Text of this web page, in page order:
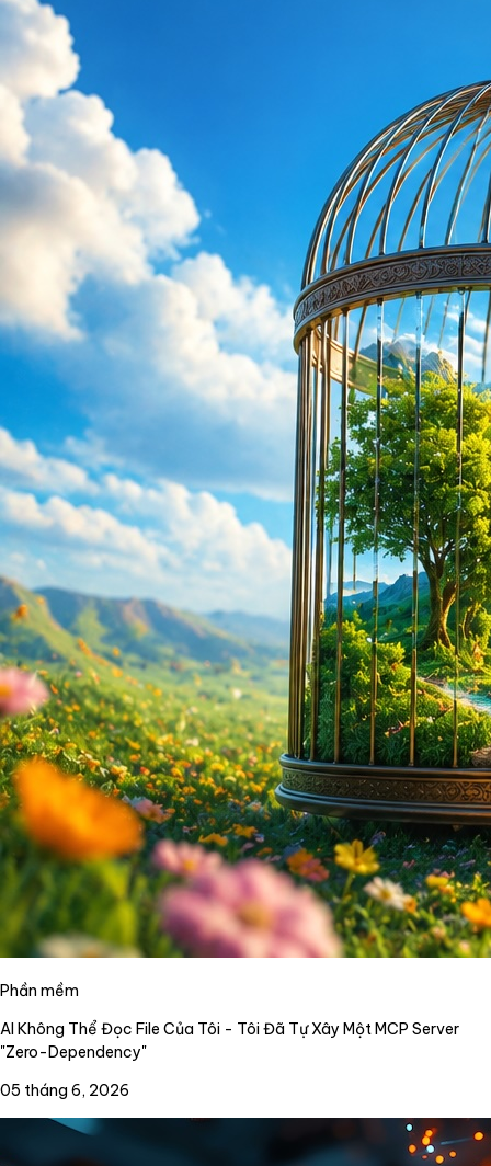
Phần mềm
AI Không Thể Đọc File Của Tôi - Tôi Đã Tự Xây Một MCP Server
"Zero-Dependency"
05 tháng 6, 2026